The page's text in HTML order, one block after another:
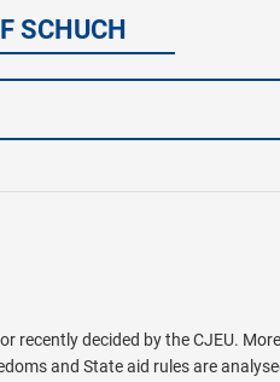
SCHUCH
decided by the CJEU.
and State aid rules are